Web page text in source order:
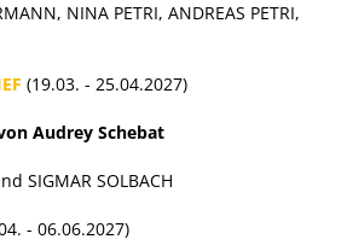
NINA PETRI, ANDREAS PETRI,
(19.03. - 25.04.2027)
Audrey Schebat
SIGMAR SOLBACH
- 06.06.2027)